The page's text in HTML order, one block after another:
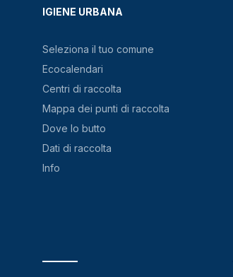
IGIENE URBANA
Seleziona il tuo comune
Ecocalendari
Centri di raccolta
Mappa dei punti di raccolta
Dove lo butto
Dati di raccolta
Info